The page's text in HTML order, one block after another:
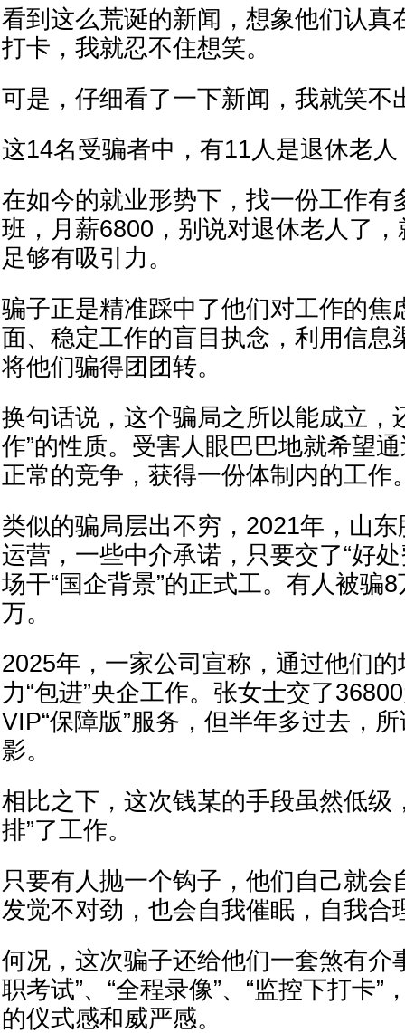
看到这么荒诞的新闻，想象他们认真
打卡，我就忍不住想笑。
可是，仔细看了一下新闻，我就笑不
这14名受骗者中，有11人是退休老
在如今的就业形势下，找一份工作有
班，月薪6800，别说对退休老人了
足够有吸引力。
骗子正是精准踩中了他们对工作的焦
面、稳定工作的盲目执念，利用信息
将他们骗得团团转。
换句话说，这个骗局之所以能成立，
作”的性质。受害人眼巴巴地就希望
正常的竞争，获得一份体制内的工作
类似的骗局层出不穷，2021年，山
运营，一些中介承诺，只要交了“好
场干“国企背景”的正式工。有人被骗
万。
2025年，一家公司宣称，通过他们
力“包进”央企工作。张女士交了
VIP“保障版”服务，但半年多过去，
影。
相比之下，这次钱某的手段虽然低级
排”了工作。
只要有人抛一个钩子，他们自己就会
发觉不对劲，也会自我催眠，自我合
何况，这次骗子还给他们一套煞有介
职考试”、“全程录像”、“监控下打卡”
的仪式感和威严感。